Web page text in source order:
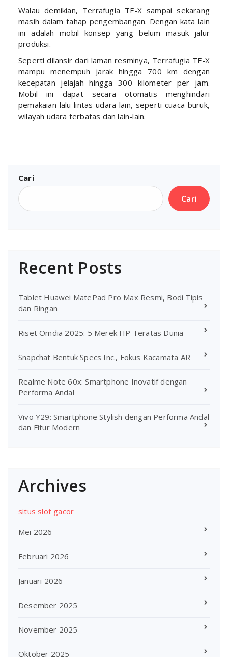
Walau demikian, Terrafugia TF-X sampai sekarang
masih dalam tahap pengembangan. Dengan kata lain
ini adalah mobil konsep yang belum masuk jalur
produksi.
Seperti dilansir dari laman resminya, Terrafugia TF-X
mampu menempuh jarak hingga 700 km dengan
kecepatan jelajah hingga 300 kilometer per jam.
Mobil ini dapat secara otomatis menghindari
pemakaian lalu lintas udara lain, seperti cuaca buruk,
wilayah udara terbatas dan lain-lain.
Cari
Cari
Recent Posts
Tablet Huawei MatePad Pro Max Resmi, Bodi Tipis
dan Ringan
Riset Omdia 2025: 5 Merek HP Teratas Dunia
Snapchat Bentuk Specs Inc., Fokus Kacamata AR
Realme Note 60x: Smartphone Inovatif dengan
Performa Andal
Vivo Y29: Smartphone Stylish dengan Performa Andal
dan Fitur Modern
Archives
situs slot gacor
Mei 2026
Februari 2026
Januari 2026
Desember 2025
November 2025
Oktober 2025